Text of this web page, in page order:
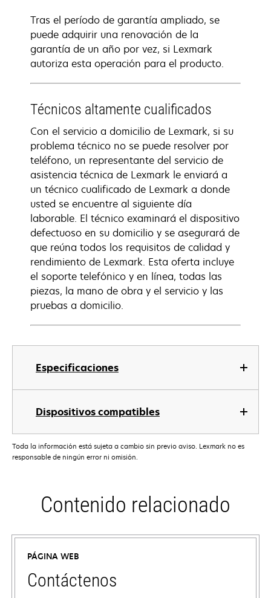
Especificaciones
Dispositivos compatibles
Tras el período de garantía ampliado, se
puede adquirir una renovación de la
garantía de un año por vez, si Lexmark
autoriza esta operación para el producto.
Técnicos altamente cualificados
Con el servicio a domicilio de Lexmark, si su
problema técnico no se puede resolver por
teléfono, un representante del servicio de
asistencia técnica de Lexmark le enviará a
un técnico cualificado de Lexmark a donde
usted se encuentre al siguiente día
laborable. El técnico examinará el dispositivo
defectuoso en su domicilio y se asegurará de
que reúna todos los requisitos de calidad y
rendimiento de Lexmark. Esta oferta incluye
el soporte telefónico y en línea, todas las
piezas, la mano de obra y el servicio y las
pruebas a domicilio.
Toda la información está sujeta a cambio sin previo aviso. Lexmark no es
responsable de ningún error ni omisión.
Contenido relacionado
PÁGINA WEB
Contáctenos